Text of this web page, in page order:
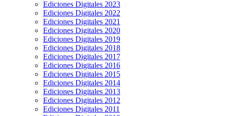
Ediciones Digitales 2023
Ediciones Digitales 2022
Ediciones Digitales 2021
Ediciones Digitales 2020
Ediciones Digitales 2019
Ediciones Digitales 2018
Ediciones Digitales 2017
Ediciones Digitales 2016
Ediciones Digitales 2015
Ediciones Digitales 2014
Ediciones Digitales 2013
Ediciones Digitales 2012
Ediciones Digitales 2011